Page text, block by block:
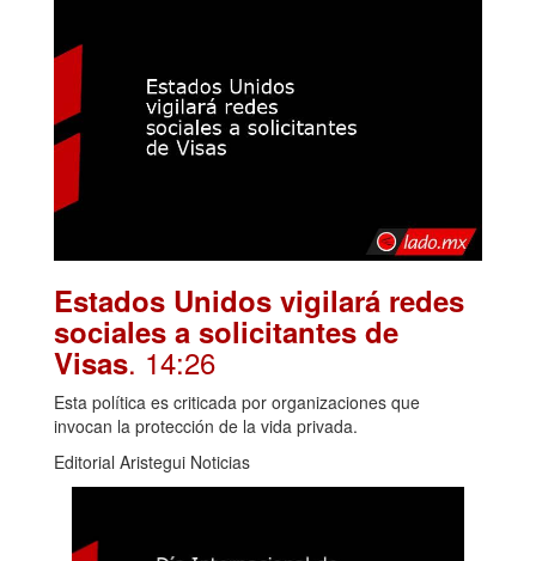
Estados Unidos vigilará redes
sociales a solicitantes de
Visas. 14:26
Esta política es criticada por organizaciones que
invocan la protección de la vida privada.
Editorial Aristegui Noticias